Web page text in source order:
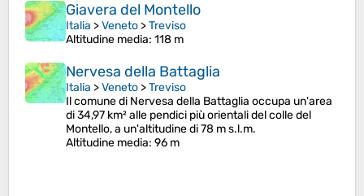
Giavera del Montello
Italia >Veneto >Treviso
Altitudine media: 118 m
Nervesa della Battaglia
Italia >Veneto >Treviso
Il comune di Nervesa della Battaglia occupa un'area
di 34,97 km² alle pendici più orientali del colle del
Montello, a un'altitudine di 78 m s.l.m.
Altitudine media: 96 m